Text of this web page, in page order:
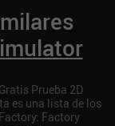
Prueba 2D
es una lista de los
Factory